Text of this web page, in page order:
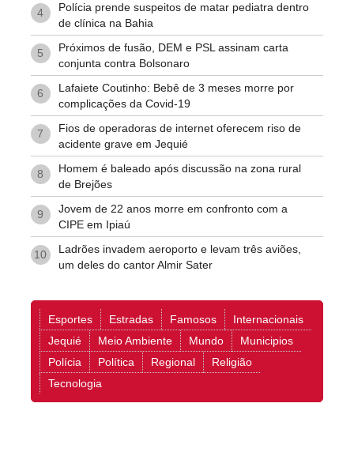
4
Polícia prende suspeitos de matar pediatra dentro
de clínica na Bahia
5
Próximos de fusão, DEM e PSL assinam carta
conjunta contra Bolsonaro
6
Lafaiete Coutinho: Bebê de 3 meses morre por
complicações da Covid-19
7
Fios de operadoras de internet oferecem riso de
acidente grave em Jequié
8
Homem é baleado após discussão na zona rural
de Brejões
9
Jovem de 22 anos morre em confronto com a
CIPE em Ipiaú
10
Ladrões invadem aeroporto e levam três aviões,
um deles do cantor Almir Sater
Esportes Estradas Famosos
Internacionais
Jequié
Meio Ambiente Mundo
Municipios
Polícia
Política Regional
Religião
Tecnologia